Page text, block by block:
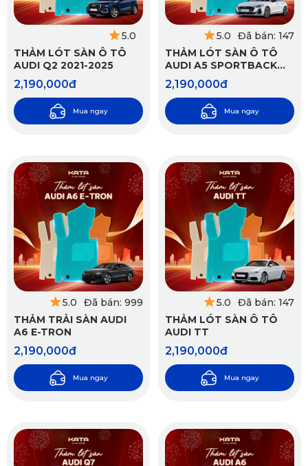
5.0
THẢM LÓT SÀN Ô TÔ
AUDI Q2 2021-2025
2,190,000đ
Mua ngay
5.0
Đã bán: 147
THẢM LÓT SÀN Ô TÔ
AUDI A5 SPORTBACK
2021-2025
2,190,000đ
Mua ngay
5.0
Đã bán: 999
THẢM TRẢI SÀN AUDI
A6 E-TRON
2,190,000đ
Mua ngay
5.0
Đã bán: 147
THẢM LÓT SÀN Ô TÔ
AUDI TT
2,190,000đ
Mua ngay